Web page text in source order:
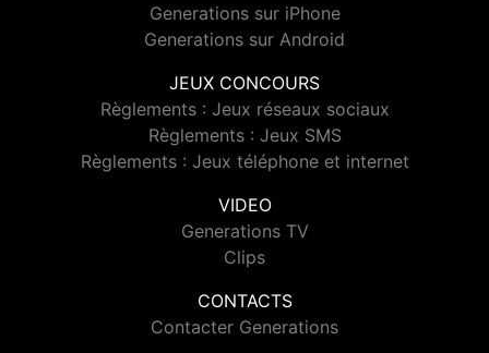
Generations sur iPhone
Generations sur Android
JEUX CONCOURS
Règlements : Jeux réseaux sociaux
Règlements : Jeux SMS
Règlements : Jeux téléphone et internet
VIDEO
Generations TV
Clips
CONTACTS
Contacter Generations